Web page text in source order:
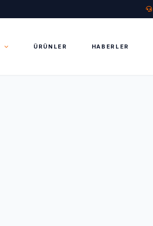
ÜRÜNLER HABERLER